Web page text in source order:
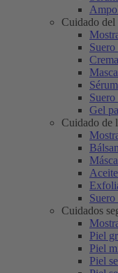
Cuidado del
Suero
Suero
Gel
Cuidado de
Cuidados
Piel
Piel
Piel